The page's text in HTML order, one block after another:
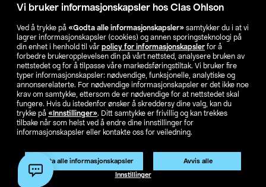
Vi bruker informasjonskapsler hos Clas Ohlson
Ved å trykke på «Godta alle informasjonskapsler» samtykker du i at vi
lagrer informasjonskapsler (cookies) og annen sporingsteknologi på
din enhet i henhold til vår policy for informasjonskapsler for å
forbedre brukeropplevelsen din på vårt nettsted, analysere bruken av
nettstedet og for å tilpasse våre markedsføringstiltak. Vi bruker fire
typer informasjonskapsler: nødvendige, funksjonelle, analytiske og
annonserelaterte. For nødvendige informasjonskapsler er det ikke noe
krav om samtykke, ettersom de er nødvendige for at nettstedet skal
fungere. Hvis du istedenfor ønsker å skreddersy dine valg, kan du
trykke på «Innstillinger». Ditt samtykke er frivillig og kan trekkes
tilbake når som helst ved å endre dine innstillinger for
informasjonskapsler eller kontakte oss for veiledning.
Godta alle informasjonskapsler Avvis alle
Innstillinger
Produktet har utgått
Artikkelnr.:40-9166
Våre selskaper
Finn din butikk
SE NO FI
Endre til priser ekskl. moms